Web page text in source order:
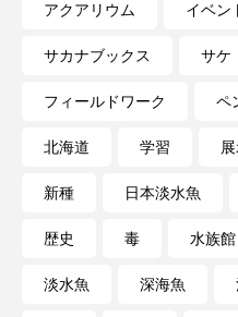
北極 医療 南
在来生物 地域名
夏 外来生物
アクアリウム イベン
サカナブックス サケ
フィールドワーク ペ
北海道 学習
新種 日本淡水魚
歴史 毒 水族館
淡水魚 深海魚